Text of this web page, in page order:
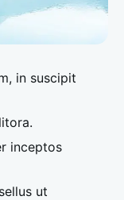
in suscipit
inceptos
ut